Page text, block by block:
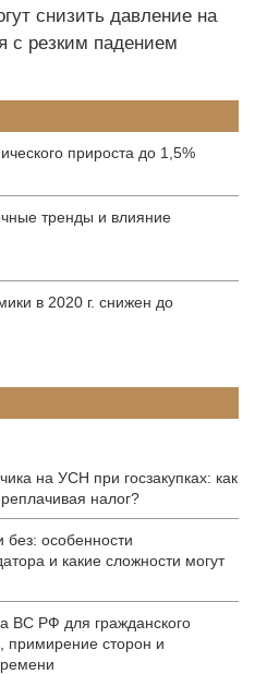
снизить давление на
с резким падением
прироста до 1,5%
тренды и влияние
в 2020 г. снижен до
на УСН при госзакупках: как
налог?
особенности
и какие сложности могут
ВС РФ для гражданского
примирение сторон и